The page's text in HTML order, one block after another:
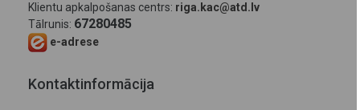
Klientu apkalpošanas centrs: riga.kac@atd.lv
Tālrunis: 67280485
e-adrese
Kontaktinformācija